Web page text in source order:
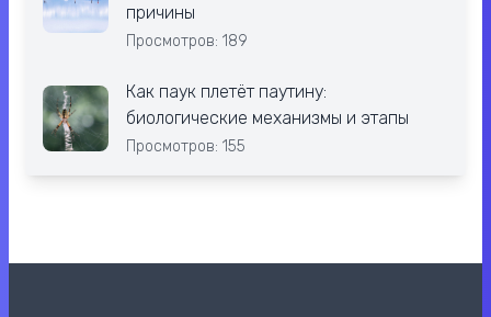
причины
Просмотров: 189
Как паук плетёт паутину:
биологические механизмы и этапы
Просмотров: 155